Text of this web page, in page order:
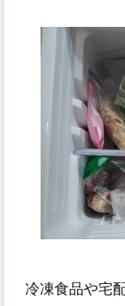
冷凍食品や宅